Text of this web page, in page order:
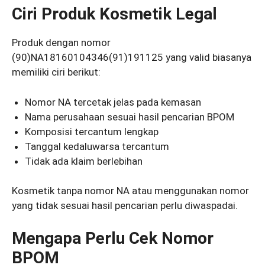
Ciri Produk Kosmetik Legal
Produk dengan nomor
(90)NA18160104346(91)191125 yang valid biasanya
memiliki ciri berikut:
Nomor NA tercetak jelas pada kemasan
Nama perusahaan sesuai hasil pencarian BPOM
Komposisi tercantum lengkap
Tanggal kedaluwarsa tercantum
Tidak ada klaim berlebihan
Kosmetik tanpa nomor NA atau menggunakan nomor
yang tidak sesuai hasil pencarian perlu diwaspadai.
Mengapa Perlu Cek Nomor
BPOM